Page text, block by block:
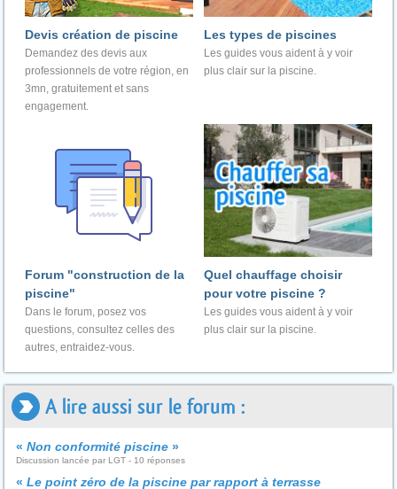
Devis création de piscine
Demandez des devis aux
professionnels de votre région, en
3mn, gratuitement et sans
engagement.
Les types de piscines
Les guides vous aident à y voir
plus clair sur la piscine.
Forum "construction de la
piscine"
Dans le forum, posez vos
questions, consultez celles des
autres, entraidez-vous.
Quel chauffage choisir
pour votre piscine ?
Les guides vous aident à y voir
plus clair sur la piscine.
A lire aussi sur le forum :
« Non conformité piscine »
Discussion lancée par LGT - 10 réponses
« Le point zéro de la piscine par rapport à terrasse